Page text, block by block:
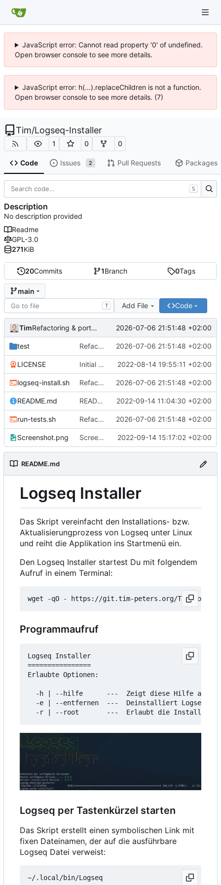
JavaScript error: Cannot read property '0' of undefined.
Open browser console to see more details.
JavaScript error: h(...).replaceChildren is not a function.
Open browser console to see more details. (7)
Tim/Logseq-Installer
1 0 0
Code Issues 2 Pull Requests Packages
20Commits 1Branch 0Tags
main
T Add File Code
Tim Refactoring & portable Testpfade 2026-07-06 21:51:48 +02:00
test Refactoring & portable Testpfade 2026-07-06 21:51:48 +02:00
LICENSE Initial commit 2022-08-14 19:55:11 +02:00
logseq-install.sh Refactoring & portable Testpfade 2026-07-06 21:51:48 +02:00
README.md README um Hinweis auf symbolischen Link ergänzt 2022-09-14 11:04:30 +02:00
run-tests.sh Refactoring & portable Testpfade 2026-07-06 21:51:48 +02:00
Screenshot.png Screenshot erneuert 2022-09-14 15:17:02 +02:00
README.md
Logseq Installer
Das Skript vereinfacht den Installations- bzw.
Aktualisierungprozess von Logseq unter Linux
und reiht die Applikation ins Startmenü ein.
Den Logseq Installer startest Du mit folgendem
Aufruf in einem Terminal:
wget -qO - https://git.tim-peters.org/Tim/
Programmaufruf
Logseq Installer
================
Erlaubte Optionen:
  -h | --hilfe      ---  Zeigt diese Hilfe an
  -e | --entfernen  ---  Deinstalliert Logseq
Logseq per Tastenkürzel starten
Das Skript erstellt einen symbolischen Link mit
fixen Dateinamen, der auf die ausführbare
Logseq Datei verweist:
S
Description
No description provided
Readme
GPL-3.0
271KiB